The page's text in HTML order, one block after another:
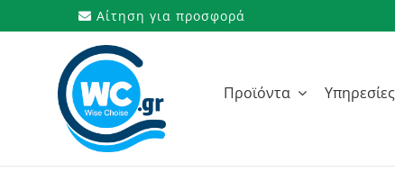
στο
περιεχόμενο
Αίτηση για προσφορά
Προϊόντα Υπηρεσίες